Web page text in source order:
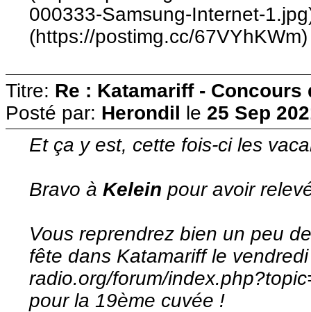
000333-Samsung-Internet-
(https://postimg.cc/67VYhKWm)
Titre: Re : Katamariff - Concours
Posté par: Herondil le 25 Sep
Et ça y est, cette fois-ci les
Bravo àKelein pour avoir
Vous reprendrez bien un peu
fête dans Katamariff le
radio.org/forum/
pour la 19ème cuvée !